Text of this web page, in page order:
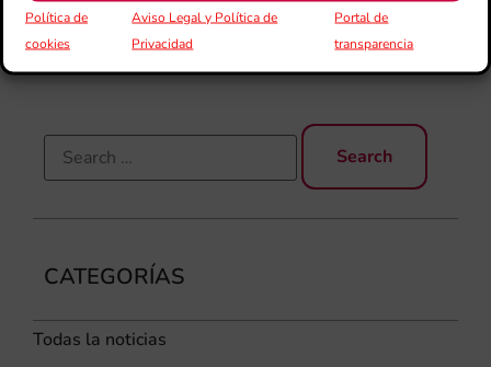
Política de
cookies
Aviso Legal y Política de
Privacidad
Portal de
transparencia
CATEGORÍAS
Todas la noticias